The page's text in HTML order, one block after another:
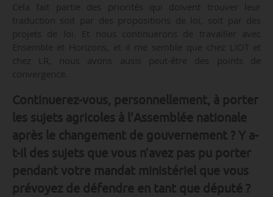
Cela fait partie des priorités qui doivent trouver leur
traduction soit par des propositions de loi, soit par des
projets de loi. Et nous continuerons de travailler avec
Ensemble et Horizons, et il me semble que chez LIOT et
chez LR, nous avons aussi peut-être des points de
convergence.
Continuerez-vous, personnellement, à porter
les sujets agricoles à l’Assemblée nationale
après le changement de gouvernement ? Y a-
t-il des sujets que vous n’avez pas pu porter
pendant votre mandat ministériel que vous
prévoyez de défendre en tant que député ?